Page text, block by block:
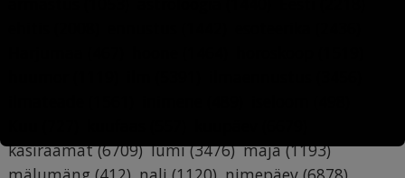
käsiraamat (6709) lumi (3476) maja (1193)